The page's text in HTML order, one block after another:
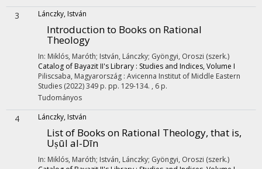
3 Lánczky, István
Introduction to Books on Rational
Theology
In: Miklós, Maróth; István, Lánczky; Gyöngyi, Oroszi (szerk.)
Catalog of Bayazit II's Library : Studies and Indices, Volume I
Piliscsaba, Magyarország : Avicenna Institut of Middle Eastern
Studies (2022)349 p. pp. 129-134. , 6 p.
Tudományos
4 Lánczky, István
List of Books on Rational Theology, that is,
Uṣūl al-Dīn
In: Miklós, Maróth; István, Lánczky; Gyöngyi, Oroszi (szerk.)